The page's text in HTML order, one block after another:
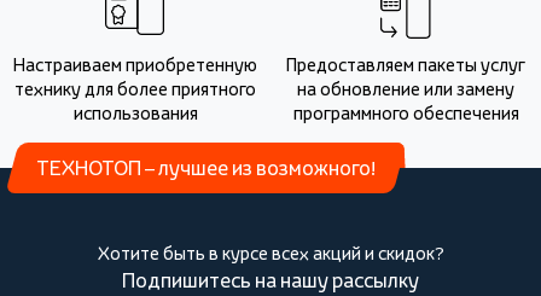
Настраиваем приобретенную
технику для более приятного
использования
Предоставляем пакеты услуг
на обновление или замену
программного обеспечения
ТЕХНОТОП – лучшее из возможного!
Хотите быть в курсе всех акций и скидок?
Подпишитесь на нашу рассылку